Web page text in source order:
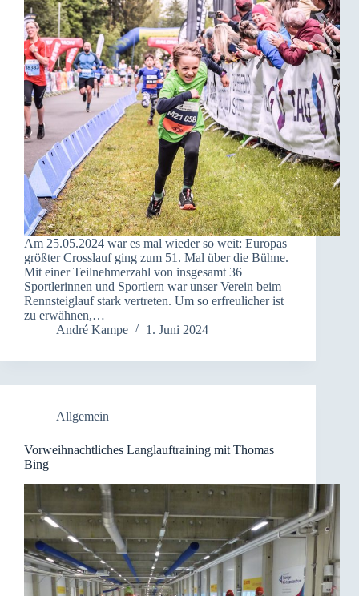
Am 25.05.2024 war es mal wieder so weit: Europas
größter Crosslauf ging zum 51. Mal über die Bühne.
Mit einer Teilnehmerzahl von insgesamt 36
Sportlerinnen und Sportlern war unser Verein beim
Rennsteiglauf stark vertreten. Um so erfreulicher ist
zu erwähnen,…
André Kampe
1. Juni 2024
Allgemein
Vorweihnachtliches Langlauftraining mit Thomas
Bing